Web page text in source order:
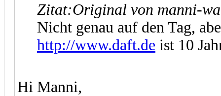
Zitat:Original von manni-
Nicht genau auf den Tag,
http://www.daft.de ist 10
Hi Manni,